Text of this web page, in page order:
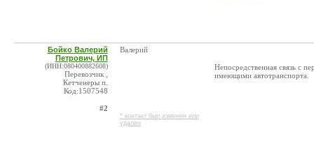
Бойко Валерий
Петрович, ИП
(ИНН:080400882608)
Перевозчик ,
Кетченеры п.
Код:1507548
#2
Валерий
* контакт был изменен или
удален
Непосредственная связь с
имеющими автотранспорта.